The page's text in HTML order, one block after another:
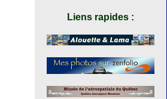
Liens rapides :